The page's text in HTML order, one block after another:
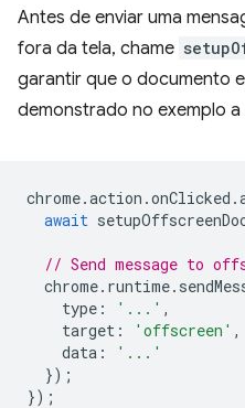
Antes de enviar uma
fora da tela, chame
garantir que o documento
demonstrado no exemplo a
chrome.action .onClicked .
await
// Send message to
chrome. runtime.
type : '...' ,
target : 'offscreen' ,
data :
'...'
});
});